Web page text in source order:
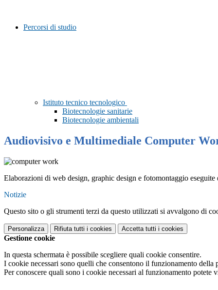
Percorsi di studio
Istituto tecnico tecnologico
Biotecnologie sanitarie
Biotecnologie ambientali
Audiovisivo e Multimediale Computer
Elaborazioni di web design, graphic design e fotomontaggio eseguite
Notizie
Questo sito o gli strumenti terzi da questo utilizzati si avvalgono di
Personalizza Rifiuta tutti i cookies Accetta tutti i cookies
Gestione cookie
In questa schermata è possibile scegliere quali cookie consentire.
I cookie necessari sono quelli che consentono il funzionamento
Per conoscere quali sono i cookie necessari al funzionamento potete